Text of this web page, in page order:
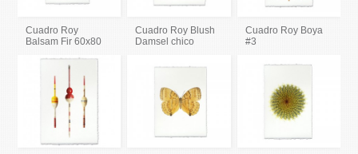
Cuadro Roy
Balsam Fir 60x80
Cuadro Roy Blush
Damsel chico
Cuadro Roy Boya
#3